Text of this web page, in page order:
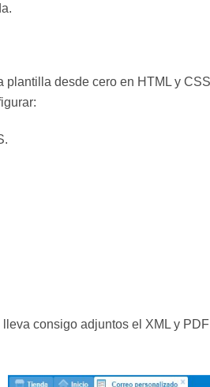
plantilla desde cero en HTML y
consigo adjuntos el XML y